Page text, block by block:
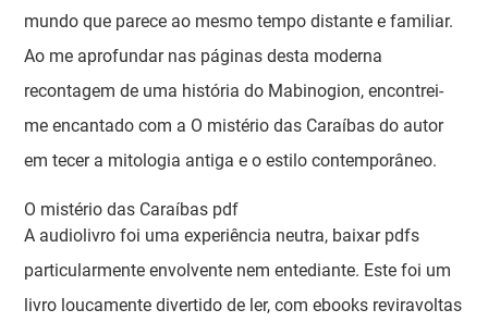
mundo que parece ao mesmo tempo distante e familiar.
Ao me aprofundar nas páginas desta moderna
recontagem de uma história do Mabinogion, encontrei-
me encantado com a O mistério das Caraíbas do autor
em tecer a mitologia antiga e o estilo contemporâneo.
O mistério das Caraíbas pdf
A audiolivro foi uma experiência neutra, baixar pdfs
particularmente envolvente nem entediante. Este foi um
livro loucamente divertido de ler, com ebooks reviravoltas